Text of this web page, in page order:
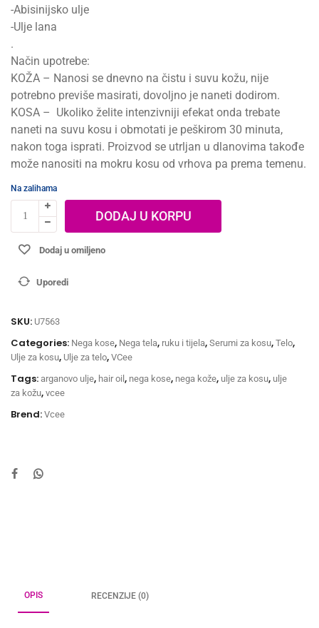
-Abisinijsko ulje
-Ulje lana
.
Način upotrebe:
KOŽA – Nanosi se dnevno na čistu i suvu kožu, nije
potrebno previše masirati, dovoljno je naneti dodirom.
KOSA – Ukoliko želite intenzivniji efekat onda trebate
naneti na suvu kosu i obmotati je peškirom 30 minuta,
nakon toga isprati. Proizvod se utrljan u dlanovima takođe
može nanositi na mokru kosu od vrhova pa prema temenu.
Na zalihama
DODAJ U KORPU
Dodaj u omiljeno
Uporedi
SKU: U7563
Categories: Nega kose, Nega tela, ruku i tijela, Serumi za kosu, Telo,
Ulje za kosu, Ulje za telo, VCee
Tags: arganovo ulje, hair oil, nega kose, nega kože, ulje za kosu, ulje
za kožu, vcee
Brend: Vcee
OPIS RECENZIJE (0)